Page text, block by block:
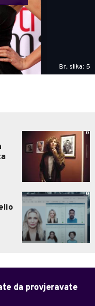
Br. slika: 5
0
0
da provjeravate